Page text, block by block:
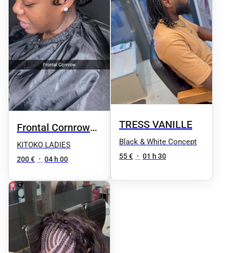
Frontal Cornrow
Freestyle
KITOKO LADIES
200 € • 04 h 00
TRESS VANILLE
Black & White Concept
55 € • 01 h 30